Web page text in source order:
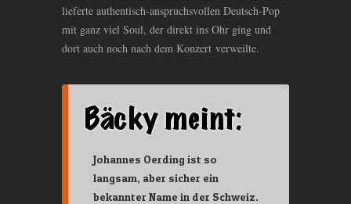
lieferte authentisch-anspruchsvollen Deutsch-Pop
mit ganz viel Soul, der direkt ins Ohr ging und
dort auch noch nach dem Konzert verweilte.
Johannes Oerding ist so
langsam, aber sicher ein
bekannter Name in der Schweiz.